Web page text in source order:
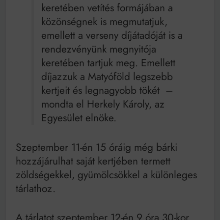
keretében vetítés formájában a
közönségnek is megmutatjuk,
emellett a verseny díjátadóját is a
rendezvényünk megnyitója
keretében tartjuk meg. Emellett
díjazzuk a Matyóföld legszebb
kertjeit és legnagyobb tökét –
mondta el Herkely Károly, az
Egyesület elnöke.
Szeptember 11-én 15 óráig még bárki
hozzájárulhat saját kertjében termett
zöldségekkel, gyümölcsökkel a különleges
tárlathoz.